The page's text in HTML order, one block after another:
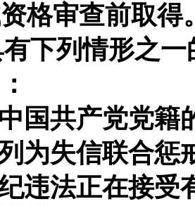
格审查前取得。
下列情形之
国共产党党籍
为失信联合惩
违法正在接受